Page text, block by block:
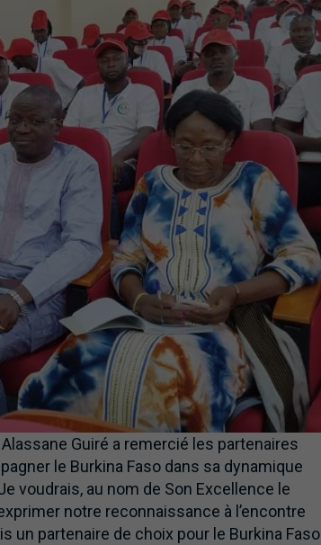
Guiré a remercié les partenaires
le Burkina Faso dans sa dynamique
voudrais, au nom de Son Excellence le
notre reconnaissance à l’encontre
un partenaire de choix pour le Burkina Faso